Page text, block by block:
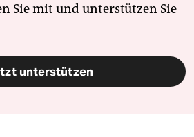
Sie mit und unterstützen Sie
unterstützen